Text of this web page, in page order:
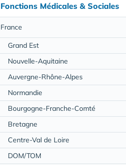
Fonctions Médicales & Sociales
France
Grand Est
Nouvelle-Aquitaine
Auvergne-Rhône-Alpes
Normandie
Bourgogne-Franche-Comté
Bretagne
Centre-Val de Loire
DOM/TOM